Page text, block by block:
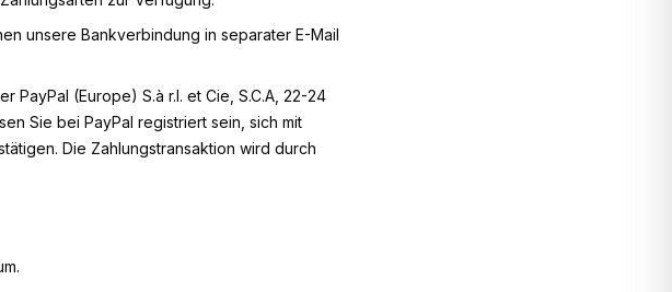
unsere Bankverbindung in separater E-Mail
PayPal (Europe) S.à r.l. et Cie, S.C.A, 22-24
Sie bei PayPal registriert sein, sich mit
Die Zahlungstransaktion wird durch